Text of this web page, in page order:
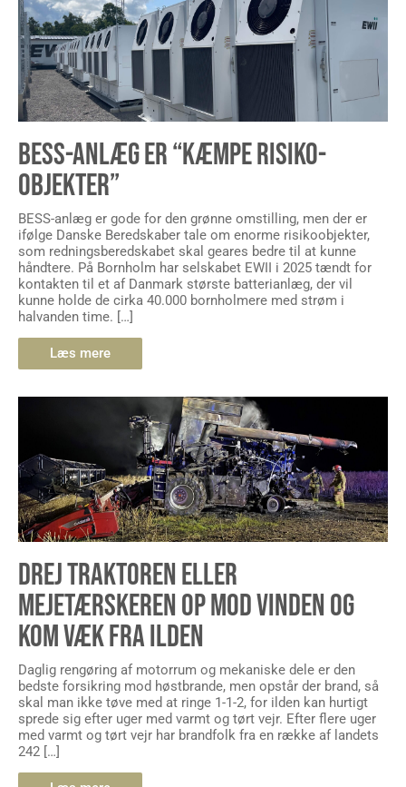
BESS-ANLÆG ER “KÆMPE RISIKO-
OBJEKTER”
BESS-anlæg er gode for den grønne omstilling, men der er
ifølge Danske Beredskaber tale om enorme risikoobjekter,
som redningsberedskabet skal geares bedre til at kunne
håndtere. På Bornholm har selskabet EWII i 2025 tændt for
kontakten til et af Danmark største batterianlæg, der vil
kunne holde de cirka 40.000 bornholmere med strøm i
halvanden time. […]
Læs mere
DREJ TRAKTOREN ELLER
MEJETÆRSKEREN OP MOD VINDEN OG
KOM VÆK FRA ILDEN
Daglig rengøring af motorrum og mekaniske dele er den
bedste forsikring mod høstbrande, men opstår der brand, så
skal man ikke tøve med at ringe 1-1-2, for ilden kan hurtigt
sprede sig efter uger med varmt og tørt vejr. Efter flere uger
med varmt og tørt vejr har brandfolk fra en række af landets
242 […]